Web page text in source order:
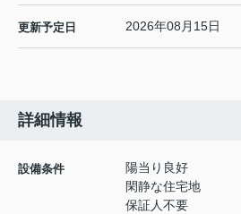
更新予定日 2026年08月15日
詳細情報
設備条件
陽当り良好
閑静な住宅地
保証人不要